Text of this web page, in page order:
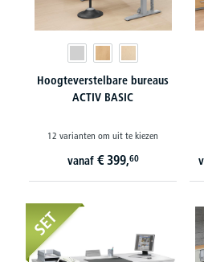
Hoogteverstelbare bureaus
ACTIV BASIC
12 varianten om uit te kiezen
vanaf € 399,60
SET